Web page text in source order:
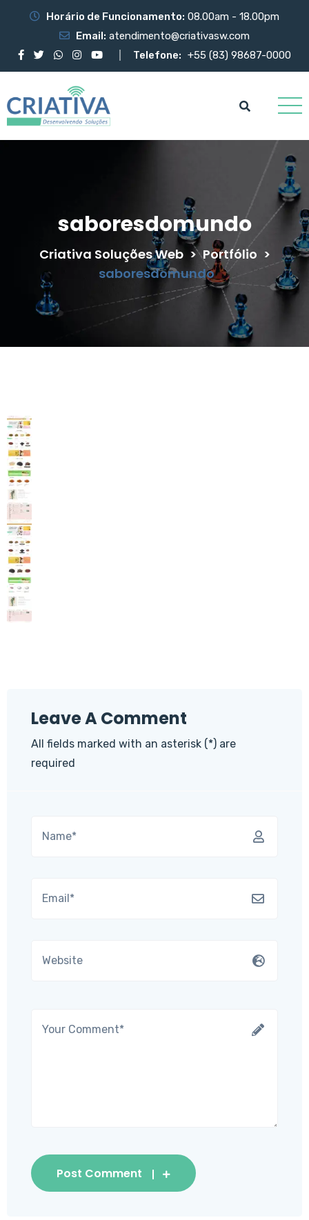
Horário de Funcionamento: 08.00am - 18.00pm
Email: atendimento@criativasw.com
Telefone: +55 (83) 98687-0000
saboresdomundo
Criativa Soluções Web > Portfólio >
saboresdomundo
Leave A Comment
All fields marked with an asterisk (*) are
required
Post Comment